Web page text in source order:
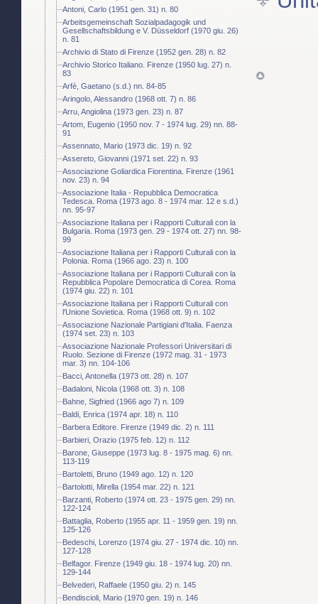
Antoni, Carlo (1951 gen. 31) n. 80
Arbeitsgemeinschaft Sozialpadagogik und
Gesellschaftsbildung e V. Düsseldorf (1970 giu. 26)
n. 81
Archivio di Stato di Firenze (1952 gen. 28) n. 82
Archivio Storico Italiano. Firenze (1950 lug. 27) n.
83
Arfè, Gaetano (s.d.) nn. 84-85
Aringolo, Alessandro (1968 ott. 7) n. 86
Arru, Angiolina (1973 gen. 23) n. 87
Artom, Eugenio (1950 nov. 7 - 1974 lug. 29) nn. 88-
91
Assennato, Mario (1973 dic. 19) n. 92
Assereto, Giovanni (1971 set. 22) n. 93
Associazione Goliardica Fiorentina. Firenze (1961
nov. 23) n. 94
Associazione Italia - Repubblica Democratica
Tedesca. Roma (1973 ago. 8 - 1974 mar. 12 e s.d.)
nn. 95-97
Associazione Italiana per i Rapporti Culturali con la
Bulgaria. Roma (1973 gen. 29 - 1974 ott. 27) nn. 98-
99
Associazione Italiana per i Rapporti Culturali con la
Polonia. Roma (1966 ago. 23) n. 100
Associazione Italiana per i Rapporti Culturali con la
Repubblica Popolare Democratica di Corea. Roma
(1974 giu. 22) n. 101
Associazione Italiana per i Rapporti Culturali con
l'Unione Sovietica. Roma (1968 ott. 9) n. 102
Associazione Nazionale Partigiani d'Italia. Faenza
(1974 set. 23) n. 103
Associazione Nazionale Professori Universitari di
Ruolo. Sezione di Firenze (1972 mag. 31 - 1973
mar. 3) nn. 104-106
Bacci, Antonella (1973 ott. 28) n. 107
Badaloni, Nicola (1968 ott. 3) n. 108
Bahne, Sigfried (1966 ago 7) n. 109
Baldi, Enrica (1974 apr. 18) n. 110
Barbera Editore. Firenze (1949 dic. 2) n. 111
Barbieri, Orazio (1975 feb. 12) n. 112
Barone, Giuseppe (1973 lug. 8 - 1975 mag. 6) nn.
113-119
Bartoletti, Bruno (1949 ago. 12) n. 120
Bartolotti, Mirella (1954 mar. 22) n. 121
Barzanti, Roberto (1974 ott. 23 - 1975 gen. 29) nn.
122-124
Battaglia, Roberto (1955 apr. 11 - 1959 gen. 19) nn.
125-126
Bedeschi, Lorenzo (1974 giu. 27 - 1974 dic. 10) nn.
127-128
Belfagor. Firenze (1949 giu. 18 - 1974 lug. 20) nn.
129-144
Belvederi, Raffaele (1950 giu. 2) n. 145
Bendiscioli, Mario (1970 gen. 19) n. 146